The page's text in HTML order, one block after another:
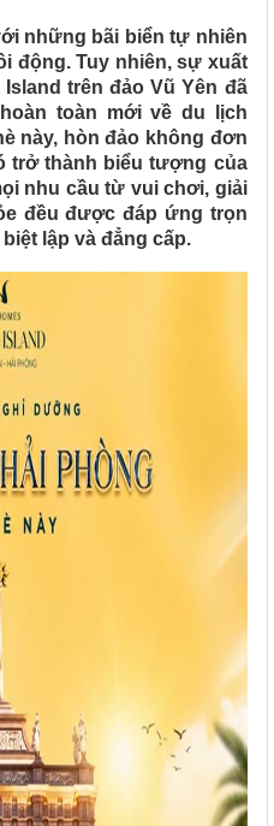
những bãi biển tự nhiên
động. Tuy nhiên, sự xuất
trên đảo Vũ Yên đã
toàn mới về du lịch
này, hòn đảo không đơn
trở thành biểu tượng của
nhu cầu từ vui chơi, giải
đều được đáp ứng trọn
lập và đẳng cấp.